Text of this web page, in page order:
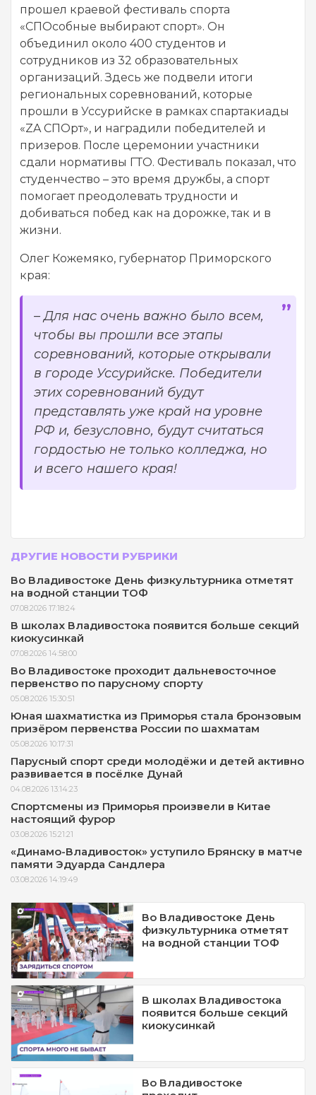
прошел краевой фестиваль спорта
«СПОсобные выбирают спорт». Он
объединил около 400 студентов и
сотрудников из 32 образовательных
организаций. Здесь же подвели итоги
региональных соревнований, которые
прошли в Уссурийске в рамках спартакиады
«ZA СПОрт», и наградили победителей и
призеров. После церемонии участники
сдали нормативы ГТО. Фестиваль показал, что
студенчество – это время дружбы, а спорт
помогает преодолевать трудности и
добиваться побед как на дорожке, так и в
жизни.
Олег Кожемяко, губернатор Приморского
края:
– Для нас очень важно было всем,
чтобы вы прошли все этапы
соревнований, которые открывали
в городе Уссурийске. Победители
этих соревнований будут
представлять уже край на уровне
РФ и, безусловно, будут считаться
гордостью не только колледжа, но
и всего нашего края!
ДРУГИЕ НОВОСТИ РУБРИКИ
Во Владивостоке День физкультурника отметят
на водной станции ТОФ
07.08.2026 17:18:24
В школах Владивостока появится больше секций
киокусинкай
07.08.2026 14:58:00
Во Владивостоке проходит дальневосточное
первенство по парусному спорту
05.08.2026 15:30:51
Юная шахматистка из Приморья стала бронзовым
призёром первенства России по шахматам
05.08.2026 10:17:31
Парусный спорт среди молодёжи и детей активно
развивается в посёлке Дунай
04.08.2026 13:14:23
Спортсмены из Приморья произвели в Китае
настоящий фурор
03.08.2026 15:21:21
«Динамо-Владивосток» уступило Брянску в матче
памяти Эдуарда Сандлера
03.08.2026 14:19:49
Во Владивостоке День
физкультурника отметят
на водной станции ТОФ
В школах Владивостока
появится больше секций
киокусинкай
Во Владивостоке